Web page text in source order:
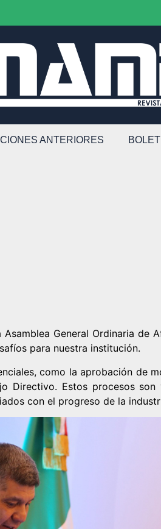
ANTERIORES
General Ordinaria de
para nuestra institución.
como la aprobación de
Directivo. Estos procesos
con el progreso de la